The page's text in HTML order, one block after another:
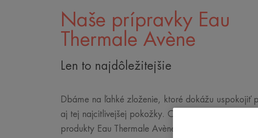
Naše prípravky Eau
Thermale Avène
Len to najdôležitejšie
Dbáme na ľahké zloženie, ktoré dokážu uspokojiť
aj tej najcitlivejšej pokožky. Odborníci, ktorí
produkty Eau Thermale Avène, neustále pracujú na